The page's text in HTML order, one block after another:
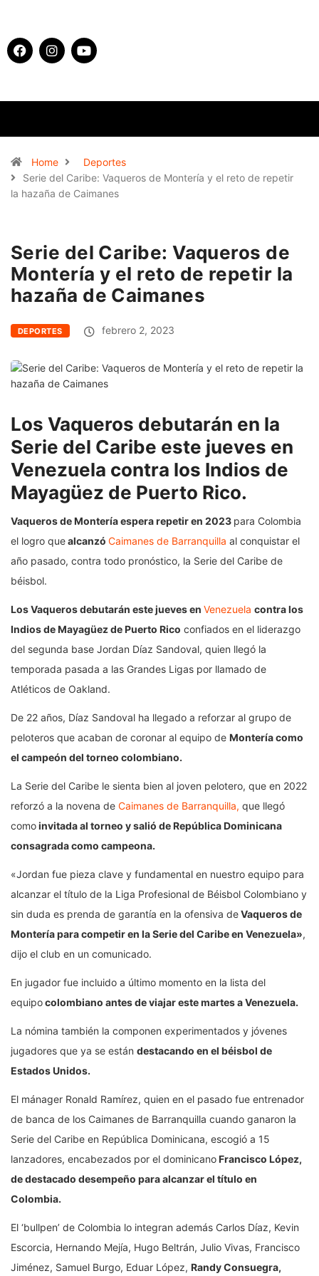
Home
Deportes
Serie del Caribe: Vaqueros de Montería y el reto de repetir
la hazaña de Caimanes
Serie del Caribe: Vaqueros de
Montería y el reto de repetir la
hazaña de Caimanes
DEPORTES febrero 2, 2023
Los Vaqueros debutarán en la
Serie del Caribe este jueves en
Venezuela contra los Indios de
Mayagüez de Puerto Rico.
Vaqueros de Montería espera repetir en 2023 para Colombia
el logro quealcanzó Caimanes de Barranquilla al conquistar el
año pasado, contra todo pronóstico, la Serie del Caribe de
béisbol.
Los Vaqueros debutarán este jueves en Venezuela contra los
Indios de Mayagüez de Puerto Rico confiados en el liderazgo
del segunda base Jordan Díaz Sandoval, quien llegó la
temporada pasada a las Grandes Ligas por llamado de
Atléticos de Oakland.
De 22 años, Díaz Sandoval ha llegado a reforzar al grupo de
peloteros que acaban de coronar al equipo de Montería como
el campeón del torneo colombiano.
La Serie del Caribe le sienta bien al joven pelotero, que en 2022
reforzó a la novena de Caimanes de Barranquilla, que llegó
comoinvitada al torneo y salió de República Dominicana
consagrada como campeona.
«Jordan fue pieza clave y fundamental en nuestro equipo para
alcanzar el título de la Liga Profesional de Béisbol Colombiano y
sin duda es prenda de garantía en la ofensiva deVaqueros de
Montería para competir en la Serie del Caribe en Venezuela»,
dijo el club en un comunicado.
En jugador fue incluido a último momento en la lista del
equipocolombiano antes de viajar este martes a Venezuela.
La nómina también la componen experimentados y jóvenes
jugadores que ya se están destacando en el béisbol de
Estados Unidos.
El mánager Ronald Ramírez, quien en el pasado fue entrenador
de banca de los Caimanes de Barranquilla cuando ganaron la
Serie del Caribe en República Dominicana, escogió a 15
lanzadores, encabezados por el dominicanoFrancisco López,
de destacado desempeño para alcanzar el título en
Colombia.
El ‘bullpen’ de Colombia lo integran además Carlos Díaz, Kevin
Escorcia, Hernando Mejía, Hugo Beltrán, Julio Vivas, Francisco
Jiménez, Samuel Burgo, Eduar López, Randy Consuegra,